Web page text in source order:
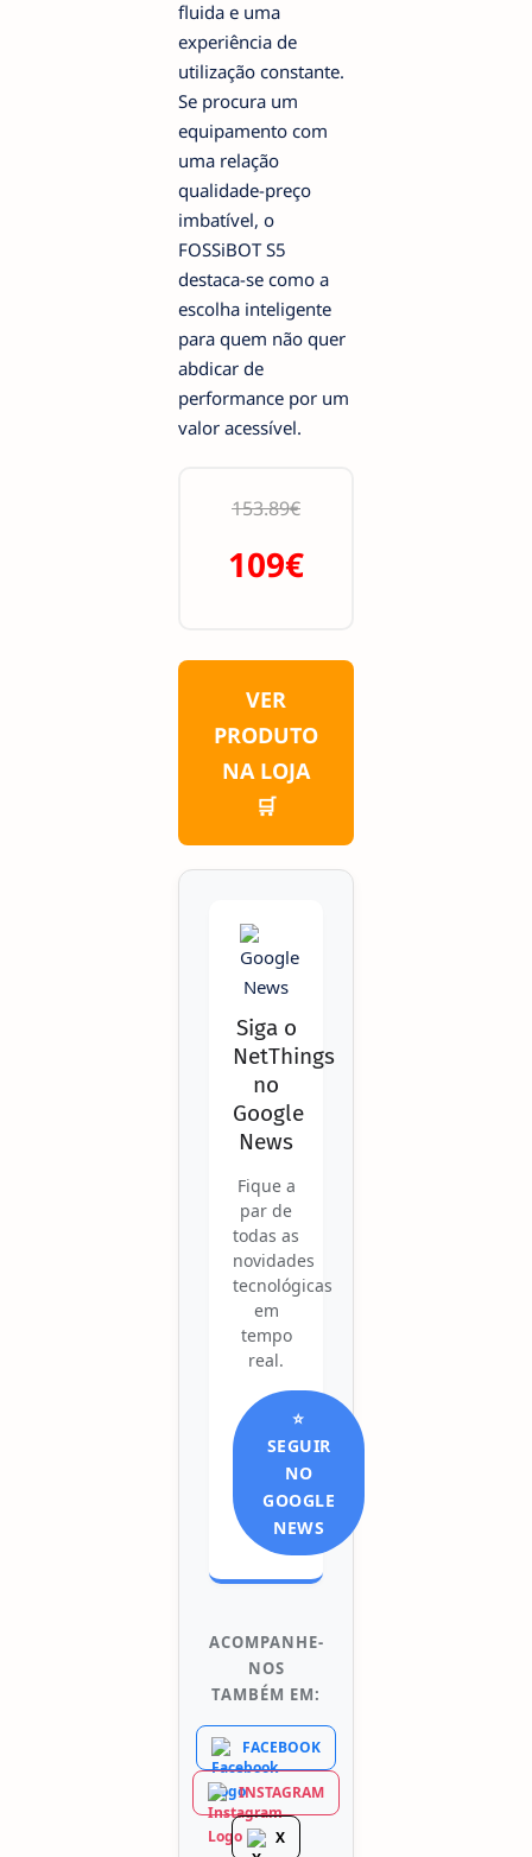
fluida e uma
experiência de
utilização constante.
Se procura um
equipamento com
uma relação
qualidade-preço
imbatível, o
FOSSiBOT S5
destaca-se como a
escolha inteligente
para quem não quer
abdicar de
performance por um
valor acessível.
153.89€
109€
VER
PRODUTO
NA LOJA
🛒
Siga o
NetThings
no
Google
News
Fique a
par de
todas as
novidades
tecnológicas
em
tempo
real.
⭐
SEGUIR
NO
GOOGLE
NEWS
ACOMPANHE-
NOS
TAMBÉM EM:
FACEBOOK
INSTAGRAM
X